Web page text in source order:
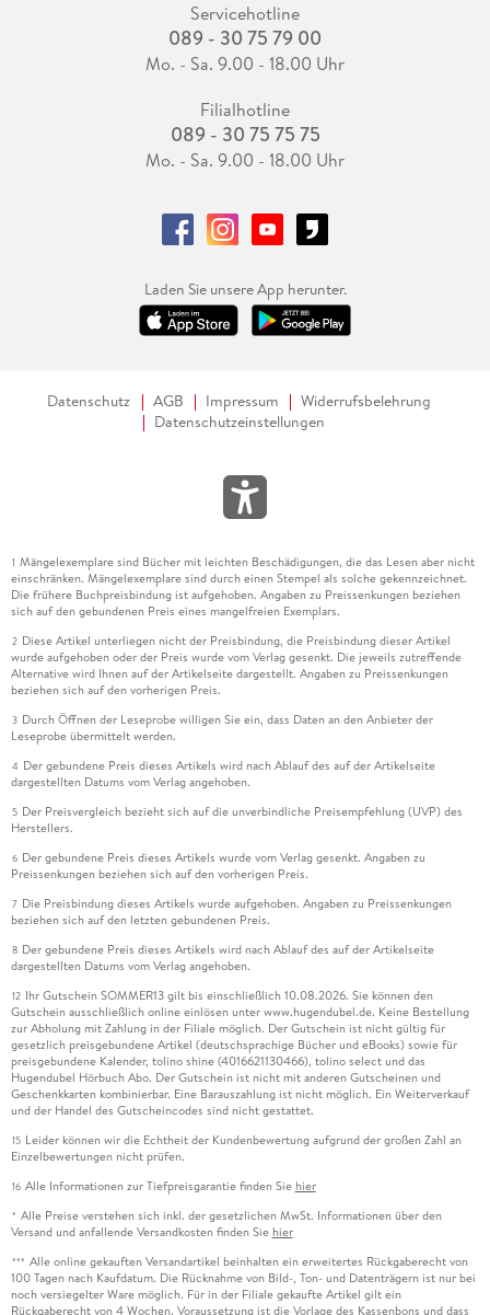
Servicehotline
089 - 30 75 79 00
Mo. - Sa. 9.00 - 18.00 Uhr
Filialhotline
089 - 30 75 75 75
Mo. - Sa. 9.00 - 18.00 Uhr
Laden Sie unsere App herunter.
Datenschutz AGB Impressum
Widerrufsbelehrung
Datenschutzeinstellungen
1 Mängelexemplare sind Bücher mit leichten Beschädigungen, die das Lesen aber nicht
einschränken. Mängelexemplare sind durch einen Stempel als solche gekennzeichnet.
Die frühere Buchpreisbindung ist aufgehoben. Angaben zu Preissenkungen beziehen
sich auf den gebundenen Preis eines mangelfreien Exemplars.
2 Diese Artikel unterliegen nicht der Preisbindung, die Preisbindung dieser Artikel
wurde aufgehoben oder der Preis wurde vom Verlag gesenkt. Die jeweils zutreffende
Alternative wird Ihnen auf der Artikelseite dargestellt. Angaben zu Preissenkungen
beziehen sich auf den vorherigen Preis.
3 Durch Öffnen der Leseprobe willigen Sie ein, dass Daten an den Anbieter der
Leseprobe übermittelt werden.
4 Der gebundene Preis dieses Artikels wird nach Ablauf des auf der Artikelseite
dargestellten Datums vom Verlag angehoben.
5 Der Preisvergleich bezieht sich auf die unverbindliche Preisempfehlung (UVP) des
Herstellers.
6 Der gebundene Preis dieses Artikels wurde vom Verlag gesenkt. Angaben zu
Preissenkungen beziehen sich auf den vorherigen Preis.
7 Die Preisbindung dieses Artikels wurde aufgehoben. Angaben zu Preissenkungen
beziehen sich auf den letzten gebundenen Preis.
8 Der gebundene Preis dieses Artikels wird nach Ablauf des auf der Artikelseite
dargestellten Datums vom Verlag angehoben.
12 Ihr Gutschein SOMMER13 gilt bis einschließlich 10.08.2026. Sie können den
Gutschein ausschließlich online einlösen unter www.hugendubel.de. Keine Bestellung
zur Abholung mit Zahlung in der Filiale möglich. Der Gutschein ist nicht gültig für
gesetzlich preisgebundene Artikel (deutschsprachige Bücher und eBooks) sowie für
preisgebundene Kalender, tolino shine (4016621130466), tolino select und das
Hugendubel Hörbuch Abo. Der Gutschein ist nicht mit anderen Gutscheinen und
Geschenkkarten kombinierbar. Eine Barauszahlung ist nicht möglich. Ein Weiterverkauf
und der Handel des Gutscheincodes sind nicht gestattet.
15 Leider können wir die Echtheit der Kundenbewertung aufgrund der großen Zahl an
Einzelbewertungen nicht prüfen.
16 Alle Informationen zur Tiefpreisgarantie finden Sie hier
* Alle Preise verstehen sich inkl. der gesetzlichen MwSt. Informationen über den
Versand und anfallende Versandkosten finden Sie hier
*** Alle online gekauften Versandartikel beinhalten ein erweitertes Rückgaberecht von
100 Tagen nach Kaufdatum. Die Rücknahme von Bild-, Ton- und Datenträgern ist nur bei
noch versiegelter Ware möglich. Für in der Filiale gekaufte Artikel gilt ein
Rückgaberecht von 4 Wochen. Voraussetzung ist die Vorlage des Kassenbons und dass